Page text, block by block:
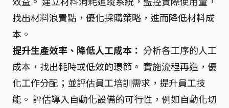
找出材料浪費點，優化採購策略，進而降低材料成
本。
提升生產效率、降低人工成本： 分析各工序的人工
成本，找出耗時或低效的環節。 實施流程再造，優
化工作分配；並評估員工培訓需求，提升員工技
能。 評估導入自動化設備的可行性，例如自動化切